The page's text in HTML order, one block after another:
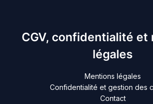
CGV, confidentialité et
légales
Mentions légales
Confidentialité et gestion des
Contact